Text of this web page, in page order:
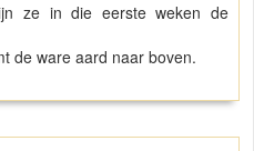
ze in die eerste weken de
de ware aard naar boven.